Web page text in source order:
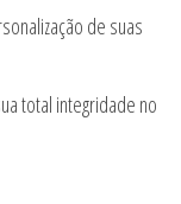
de suas
total integridade no